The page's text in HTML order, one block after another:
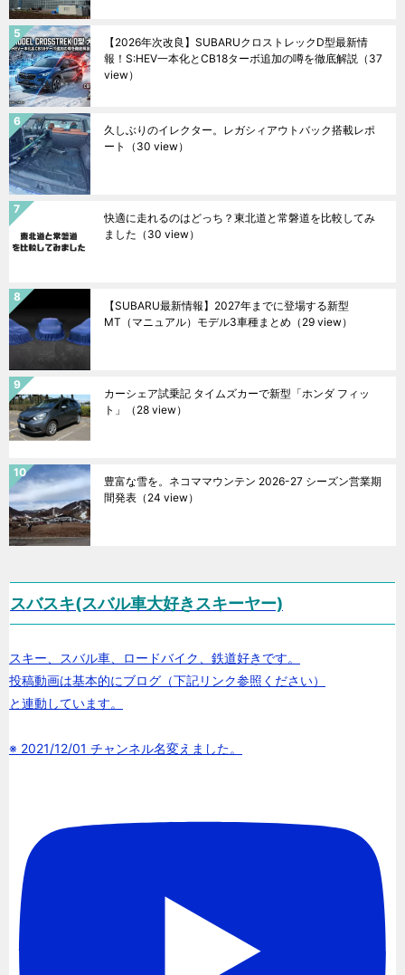
【2026年次改良】SUBARUクロストレックD型最新情
報！S:HEV一本化とCB18ターボ追加の噂を徹底解説 （37
view）
久しぶりのイレクター。レガシィアウトバック搭載レポ
ート
（30 view）
快適に走れるのはどっち？東北道と常磐道を比較してみ
ました （30 view）
【SUBARU最新情報】2027年までに登場する新型
MT（マニュアル）モデル3車種まとめ （29 view）
カーシェア試乗記 タイムズカーで新型「ホンダ フィッ
ト」
（28 view）
豊富な雪を。ネコママウンテン 2026-27 シーズン営業期
間発表 （24 view）
スバスキ(スバル車大好きスキーヤー)
スキー、スバル車、ロードバイク、鉄道好きです。
投稿動画は基本的にブログ（下記リンク参照ください）
と連動しています。
※ 2021/12/01 チャンネル名変えました。